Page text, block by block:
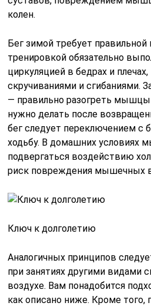
колен.
Бег зимой требует
тренировкой обязательно
циркуляцией в бедрах и
скручиваниями и сгибаниями.
— правильно разогреть
нужно делать после
бег следует переключением с
ходьбу. В домашних условиях
подвергаться воздействию
риск повреждения мышечных
Ключ к долголетию
Аналогичных принципов
при занятиях другими видами
воздухе. Вам понадобится
как описано ниже. Кроме того,